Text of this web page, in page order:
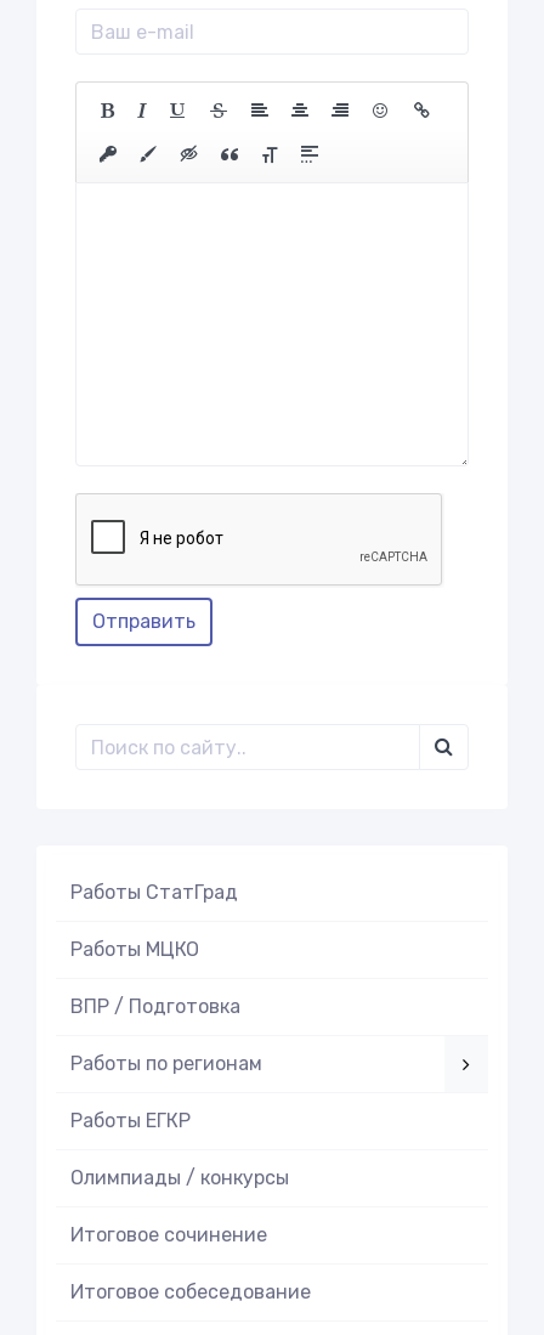
Отправить
Работы СтатГрад
Работы МЦКО
ВПР / Подготовка
Работы по регионам
Работы ЕГКР
Олимпиады / конкурсы
Итоговое cочинение
Итоговое cобеседование